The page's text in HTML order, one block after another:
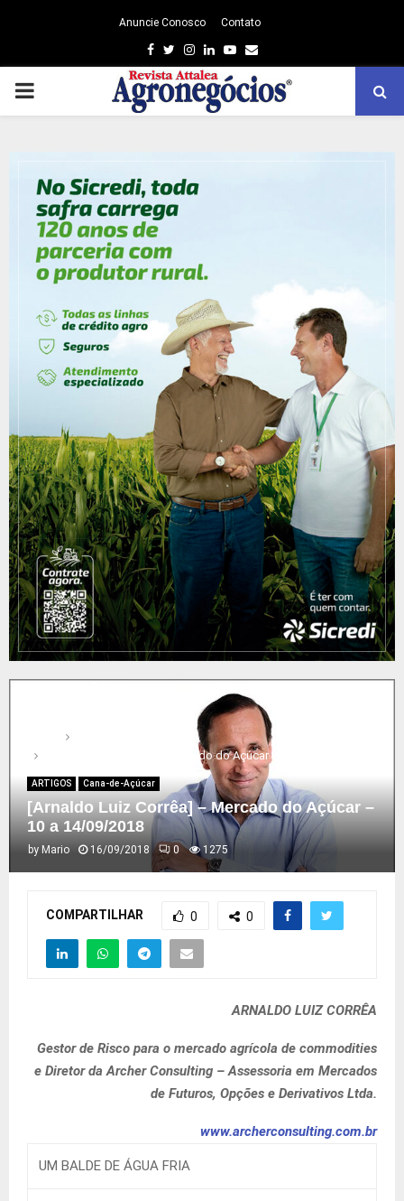
Anuncie Conosco Contato
Facebook
TwitterInstagram
LinkedinYoutube
Email
PRIMARY
[Arnaldo Luiz Corrêa] – Mercado do Açúcar – 10 a 14/09/2018
ARTIGOS Cana-de-Açúcar
[Arnaldo Luiz Corrêa] – Mercado do Açúcar –
10 a 14/09/2018
by Mario 16/09/2018 0 1275
COMPARTILHAR 0 0
ARNALDO LUIZ CORRÊA
Gestor de Risco para o mercado agrícola de commodities
e Diretor da Archer Consulting – Assessoria em Mercados
de Futuros, Opções e Derivativos Ltda.
www.archerconsulting.com.br
UM BALDE DE ÁGUA FRIA